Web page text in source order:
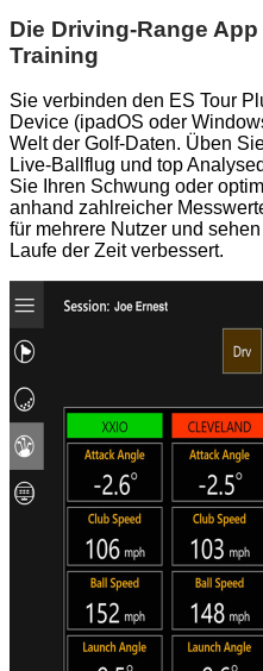
Die Driving-Range
Training
Sie verbinden den ES Tour
Device (ipadOS oder
Welt der Golf-Daten. Üben
Live-Ballflug und top
Sie Ihren Schwung oder
anhand zahlreicher
für mehrere Nutzer und
Laufe der Zeit verbessert.